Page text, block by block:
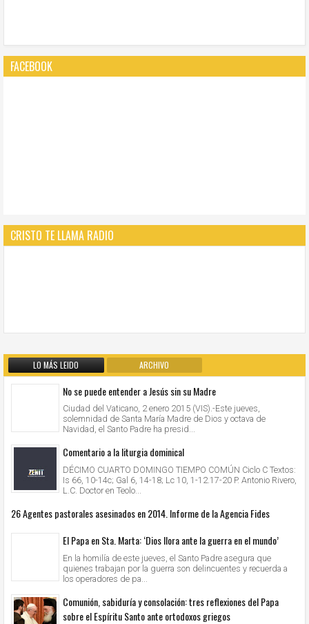
FACEBOOK
CRISTO TE LLAMA RADIO
LO MÁS LEIDO ARCHIVO
No se puede entender a Jesús sin su Madre
Ciudad del Vaticano, 2 enero 2015 (VIS).-Este jueves,
solemnidad de Santa María Madre de Dios y octava de
Navidad, el Santo Padre ha presid...
Comentario a la liturgia dominical
DÉCIMO CUARTO DOMINGO TIEMPO COMÚN Ciclo C Textos:
Is 66, 10-14c; Gal 6, 14-18; Lc 10, 1-12.17-20 P. Antonio Rivero,
L.C. Doctor en Teolo...
26 Agentes pastorales asesinados en 2014. Informe de la Agencia Fides
El Papa en Sta. Marta: ‘Dios llora ante la guerra en el mundo’
En la homilía de este jueves, el Santo Padre asegura que
quienes trabajan por la guerra son delincuentes y recuerda a
los operadores de pa...
Comunión, sabiduría y consolación: tres reflexiones del Papa
sobre el Espíritu Santo ante ortodoxos griegos